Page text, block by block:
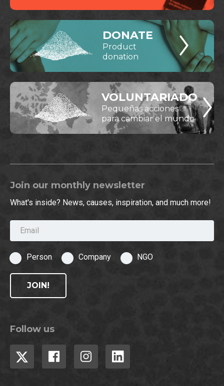
DONATE
Product
donation
VOLUNTARIADO
Pequeñas acciones
para cambiar el mundo
Join our monthly newsletter
What's inside? News, causes, inspiration, and much more!
Email
Person Company NGO
JOIN!
Follow us